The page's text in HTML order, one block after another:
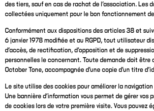
des tiers, sauf en cas de rachat de l'association. Les
collectées uniquement pour le bon fonctionnement
Conformément aux dispositions des articles 38 et
6 janvier 1978 modifiée et au RGPD, tout utilisateur
d’accès, de rectification, d’opposition et de
personnelles le concernant. Toute demande doit être
October Tone, accompagnée d’une copie d’un titre
Le site utilise des cookies pour améliorer la navigation
Une bannière d’information vous permet de gérer vos
de cookies lors de votre première visite. Vous pouvez